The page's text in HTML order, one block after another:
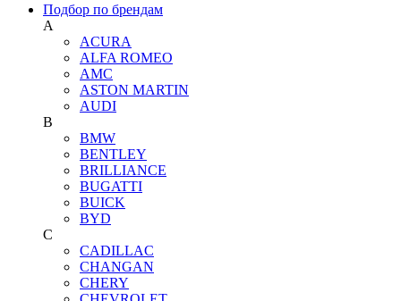
Подбор по брендам
A
ACURA
ALFA ROMEO
AMC
ASTON MARTIN
AUDI
B
BMW
BENTLEY
BRILLIANCE
BUGATTI
BUICK
BYD
C
CADILLAC
CHANGAN
CHERY